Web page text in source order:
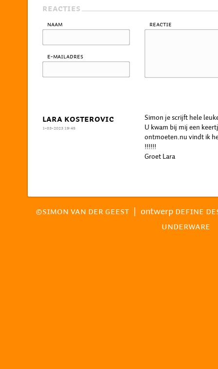
REACTIES
Naam
E-mailadres
Reactie
LARA KOSTEROVIC
1-03-2023 19:45
Simon je scrijft hele
U kwam bij mij een
ontmoeten.nu vindt ik
!!!!!!
Groet Lara
©SIMON VAN DER GEEST | ontwerp DEFINE
UNDERWARE